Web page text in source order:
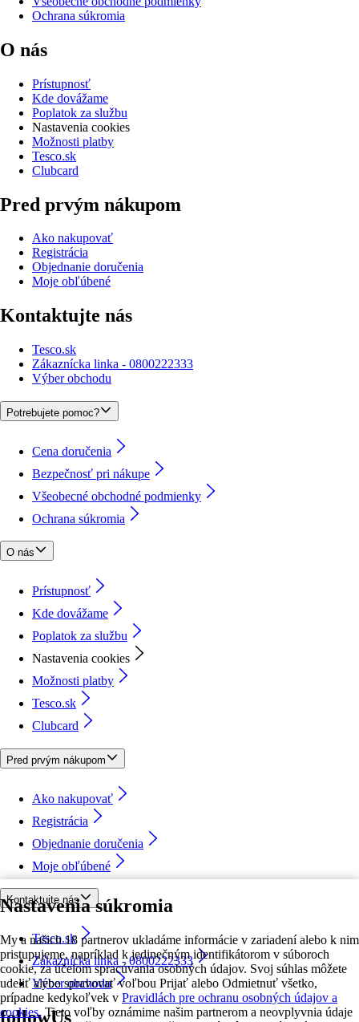
Nastavenia súkromia
My a našich 18 partnerov ukladáme informácie v zariadení alebo k nim
pristupujeme, napríklad k jedinečným identifikátorom v súboroch
cookie, za účelom spracúvania osobných údajov. Svoj súhlas môžete
udeliť alebo spravovať voľbou Prijať alebo Odmietnuť všetko,
prípadne kedykoľvek v Pravidlách pre ochranu osobných údajov a
cookies. Tieto voľby oznámime našim partnerom a neovplyvnia údaje
Ochrana súkromia
O nás
Prístupnosť
Kde dovážame
Poplatok za službu
Nastavenia cookies
Možnosti platby
Tesco.sk
Clubcard
Pred prvým nákupom
Ako nakupovať
Registrácia
Objednanie doručenia
Moje obľúbené
Kontaktujte nás
Tesco.sk
Zákaznícka linka - 0800222333
Výber obchodu
Potrebujete pomoc?
Cena doručenia
Bezpečnosť pri nákupe
Všeobecné obchodné podmienky
Ochrana súkromia
O nás
Prístupnosť
Kde dovážame
Poplatok za službu
Nastavenia cookies
Možnosti platby
Tesco.sk
Clubcard
Pred prvým nákupom
Ako nakupovať
Registrácia
Objednanie doručenia
Moje obľúbené
Kontaktujte nás
Tesco.sk
Zákaznícka linka - 0800222333
Výber obchodu
followUs